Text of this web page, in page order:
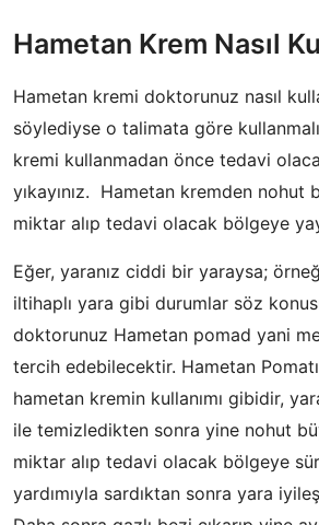
Hametan Krem Nasıl
Hametan kremi doktorunuz nasıl
söylediyse o talimata göre
kremi kullanmadan önce tedavi
yıkayınız. Hametan kremden nohut
miktar alıp tedavi olacak bölgeye
Eğer, yaranız ciddi bir yaraysa;
iltihaplı yara gibi durumlar söz
doktorunuz Hametan pomad yani
tercih edebilecektir. Hametan
hametan kremin kullanımı gibidir,
ile temizledikten sonra yine nohut
miktar alıp tedavi olacak bölgeye
yardımıyla sardıktan sonra yara